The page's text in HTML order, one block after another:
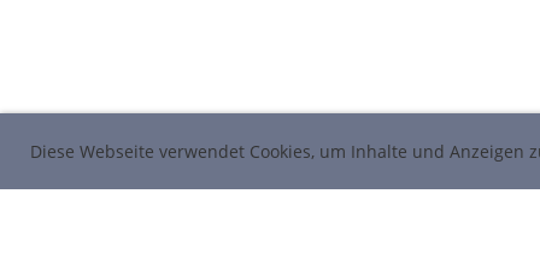
Diese Webseite verwendet Cookies, um Inhalte und Anzeigen